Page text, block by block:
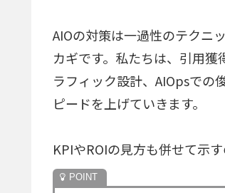
AIOの対策は一過性のテクニ
カギです。私たちは、引用
ラフィック設計、AIOpsでの
ピードを上げていきます。
KPIやROIの見方も併せて示